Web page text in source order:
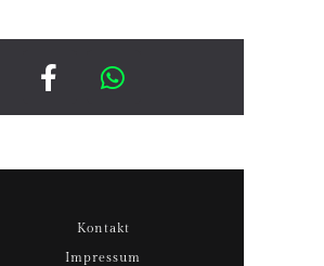
Kontakt
Impressum